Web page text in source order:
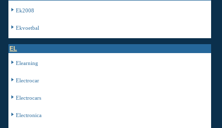
Ek2008
Ekvoetbal
EL
Elearning
Electrocar
Electrocars
Electronica